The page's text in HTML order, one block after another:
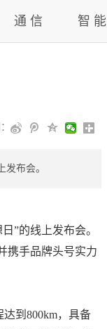
通 信 智 能
布会。
”的线上发布会。
携手品牌头号实力
到800km，具备